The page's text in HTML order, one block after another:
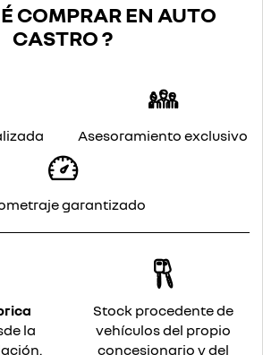
COMPRAR EN AUTO
CASTRO ?
Asesoramiento exclusivo
garantizado
la
Stock procedente de
vehículos del propio
concesionario y del